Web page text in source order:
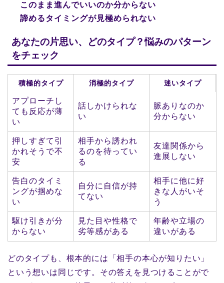
このまま進んでいいのか分からない
諦めるタイミングが見極められない
あなたの片思い、どのタイプ？悩みのパターン
をチェック
積極的タイプ 消極的タイプ 迷いタイプ
アプローチし
ても反応が薄
い
話しかけられな
い
脈ありなのか
分からない
押しすぎて引
かれそうで不
安
相手から誘われ
るのを待ってい
る
友達関係から
進展しない
告白のタイミ
ングが掴めな
い
自分に自信が持
てない
相手に他に好
きな人がいそ
う
駆け引きが分
からない
見た目や性格で
劣等感がある
年齢や立場の
違いがある
どのタイプも、根本的には「相手の本心が知りたい」
という想いは同じです。その答えを見つけることがで